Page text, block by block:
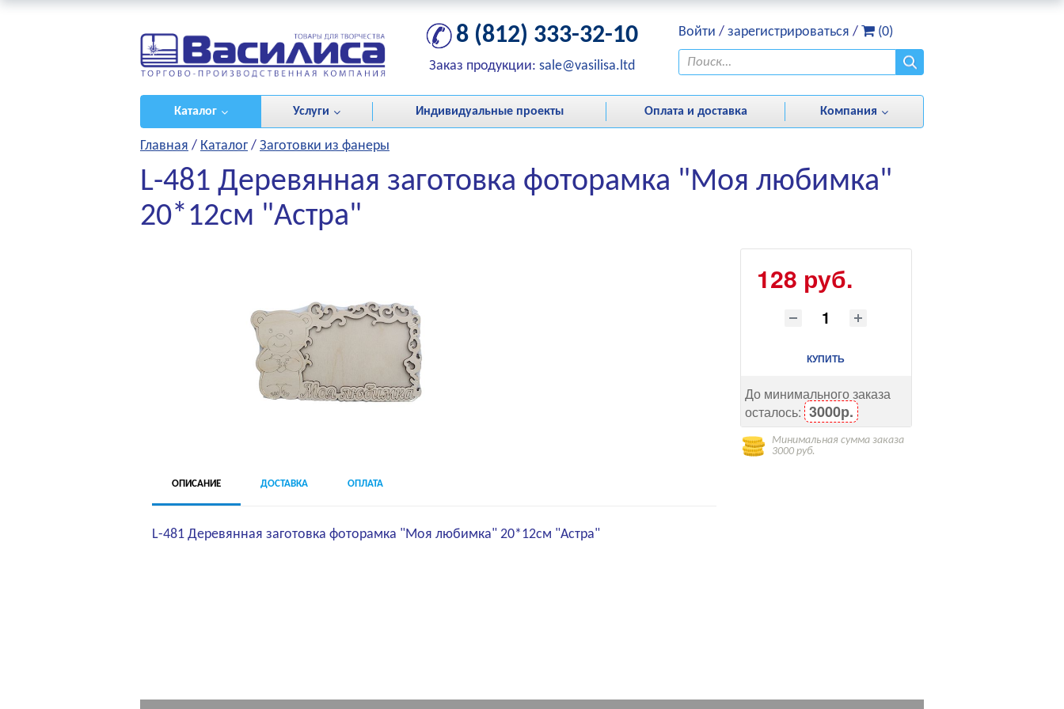
8 (812) 333-32-10
Заказ продукции: sale@vasilisa.ltd
Войти / зарегистрироваться / (0)
Каталог Услуги Индивидуальные проекты Оплата и доставка Компания
Главная / Каталог / Заготовки из фанеры
L-481 Деревянная заготовка фоторамка "Моя любимка"
20*12см "Астра"
128 руб.
КУПИТЬ
До минимального заказа
осталось: 3000р.
Минимальная сумма заказа
3000 руб.
ОПИСАНИЕ ДОСТАВКА ОПЛАТА
L-481 Деревянная заготовка фоторамка "Моя любимка" 20*12см "Астра"